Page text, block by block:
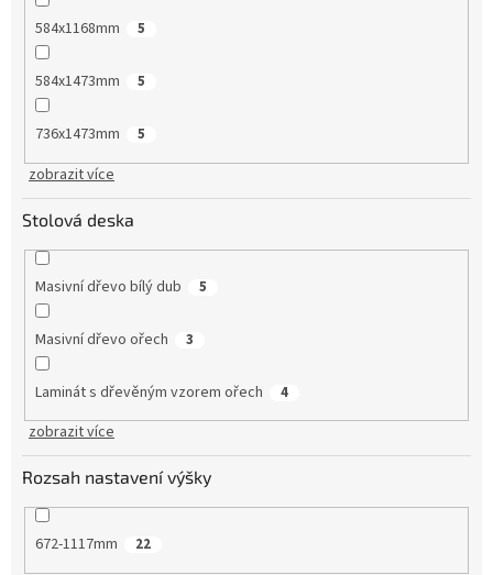
584x1168mm 5
584x1473mm 5
736x1473mm 5
zobrazit více
Stolová deska
Masivní dřevo bílý dub 5
Masivní dřevo ořech 3
Laminát s dřevěným vzorem ořech 4
zobrazit více
Rozsah nastavení výšky
672-1117mm 22